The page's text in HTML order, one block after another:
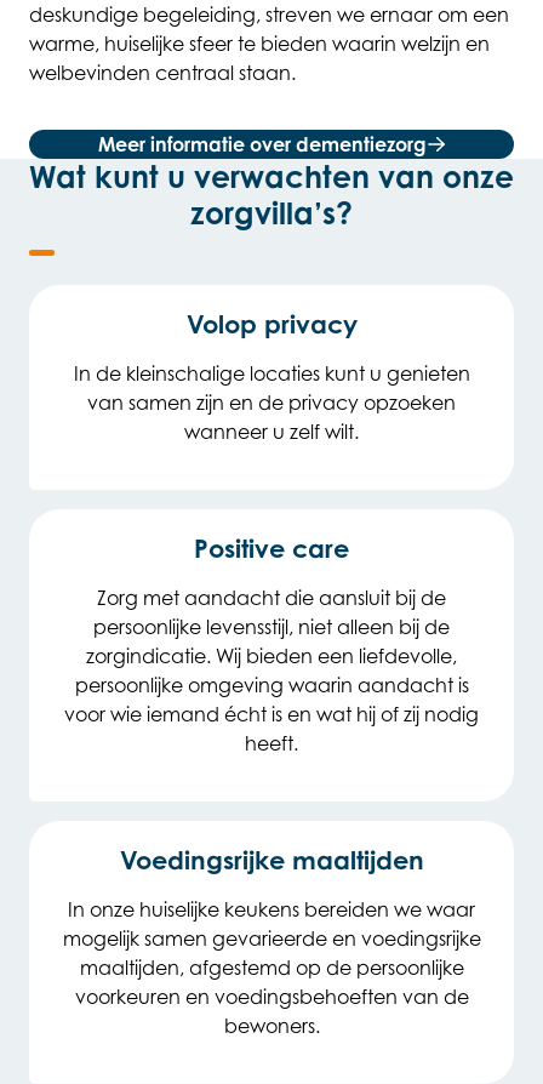
deskundige begeleiding, streven we ernaar om een
warme, huiselijke sfeer te bieden waarin welzijn en
welbevinden centraal staan.
Meer informatie over dementiezorg
Wat kunt u verwachten van onze
zorgvilla’s?
Volop privacy
In de kleinschalige locaties kunt u genieten
van samen zijn en de privacy opzoeken
wanneer u zelf wilt.
Positive care
Zorg met aandacht die aansluit bij de
persoonlijke levensstijl, niet alleen bij de
zorgindicatie. Wij bieden een liefdevolle,
persoonlijke omgeving waarin aandacht is
voor wie iemand écht is en wat hij of zij nodig
heeft.
Voedingsrijke maaltijden
In onze huiselijke keukens bereiden we waar
mogelijk samen gevarieerde en voedingsrijke
maaltijden, afgestemd op de persoonlijke
voorkeuren en voedingsbehoeften van de
bewoners.